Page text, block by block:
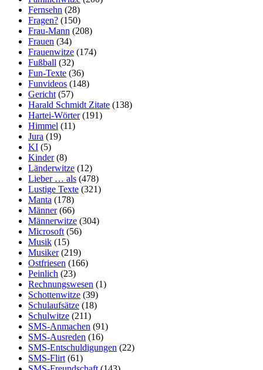
Fernsehn (28)
Fragen? (150)
Frau-Mann (208)
Frauen (34)
Frauenwitze (174)
Fußball (32)
Fun-Texte (36)
Funvideos (148)
Gericht(57)
Harald Schmidt Zitate (138)
Hartei-Wörter(191)
Himmel (11)
Jura (19)
KI (5)
Kinder(8)
Länderwitze (12)
Lieber … als (478)
Lustige Texte (321)
Manta (178)
Männer(66)
Männerwitze (304)
Microsoft(56)
Musik (15)
Musiker(219)
Ostfriesen (166)
Peinlich (23)
Rechnungswesen (1)
Schottenwitze (39)
Schulaufsätze (18)
Schulwitze (211)
SMS-Anmachen (91)
SMS-Ausreden (16)
SMS-Entschuldigungen (22)
SMS-Flirt(61)